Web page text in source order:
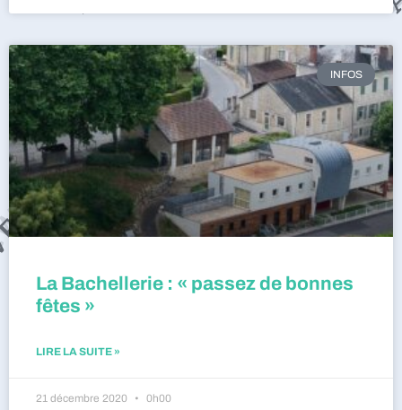
INFOS
La Bachellerie : « passez de bonnes
fêtes »
LIRE LA SUITE »
21 décembre 2020 0h00